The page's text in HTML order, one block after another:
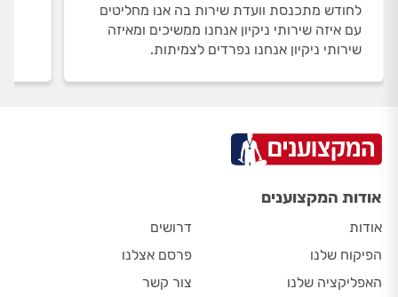
לחודש מתכנסת וועדת שירות בה אנו מחליטים
עם איזה שירותי ניקיון אנחנו ממשיכים ומאיזה
שירותי ניקיון אנחנו נפרדים לצמיתות.
אודות המקצוענים
אודות
הפיקוח שלנו
האפליקציה שלנו
דרושים
פרסם אצלנו
צור קשר